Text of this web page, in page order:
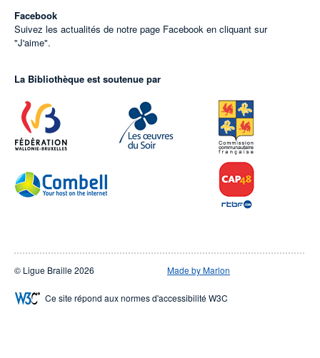
Facebook
Suivez les actualités de notre page Facebook en cliquant sur
"J'aime".
La Bibliothèque est soutenue par
© Ligue Braille 2026 Made by Marlon
Ce site répond aux normes d'accessibilité W3C